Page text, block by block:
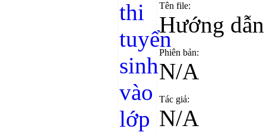
Tên file:
Hướng
Phiên bản:
N/A
Tác giả:
N/A